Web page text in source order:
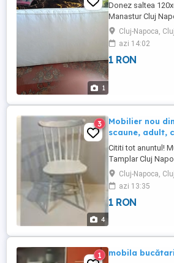
1
Donez saltea
Manastur Cluj
Cluj-Napoca, Cluj
azi 14:02
1 RON
4
3
Mobilier nou
scaune, adult,
Cititi tot anuntul!
Tamplar Cluj
vanzare diverse
din lemn masiv
catre persoane cu
difera, variaza, in
Cluj-Napoca, Cluj
azi 13:35
1 RON
1 mobila